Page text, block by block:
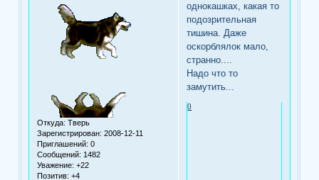
Откуда: Тверь
Зарегистрирован: 2008-12-11
Приглашений: 0
Сообщений: 1482
Уважение: +22
Позитив: +4
однокашках, какая то
подозрительная
тишина. Даже
оскорблялок мало,
странно....
Надо что то
замутить...
0